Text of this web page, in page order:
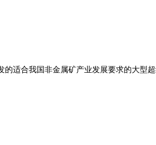
适合我国非金属矿产业发展要求的大型